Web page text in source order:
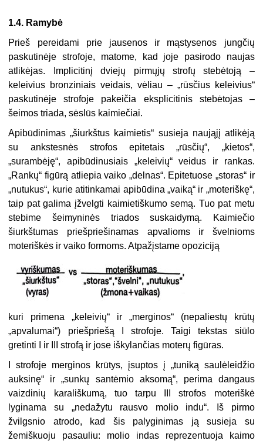
1.4. Ramybė
Prieš pereidami prie jausenos ir mąstysenos jungčių
paskutinėje strofoje, matome, kad joje pasirodo naujas
atlikėjas. Implicitinį dviejų pirmųjų strofų stebėtoją –
keleivius bronziniais veidais, vėliau – „rūsčius keleivius“
paskutinėje strofoje pakeičia eksplicitinis stebėtojas –
šeimos triada, sėslūs kaimiečiai.
Apibūdinimas „šiurkštus kaimietis“ susieja naująjį atlikėją
su ankstesnės strofos epitetais „rūsčių“, „kietos“,
„surambėję“, apibūdinusiais „keleivių“ veidus ir rankas.
„Rankų“ figūrą atliepia vaiko „delnas“. Epitetuose „storas“ ir
„nutukus“, kurie atitinkamai apibūdina „vaiką“ ir „moteriškę“,
taip pat galima įžvelgti kaimietiškumo semą. Tuo pat metu
stebime šeimyninės triados suskaidymą. Kaimiečio
šiurkštumas priešpriešinamas apvalioms ir švelnioms
moteriškės ir vaiko formoms. Atpažįstame opoziciją
kuri primena „keleivių“ ir „merginos“ (nepaliestų krūtų
„apvalumai“) priešpriešą I strofoje. Taigi tekstas siūlo
gretinti I ir III strofą ir jose iškylančias moterų figūras.
I strofoje merginos krūtys, įsuptos į „tuniką saulėleidžio
auksinę“ ir „sunkų santėmio aksomą“, perima dangaus
vaizdinių karališkumą, tuo tarpu III strofos mote­riškė
lyginama su „nedažytu rausvo molio indu“. Iš pirmo
žvilgsnio atrodo, kad šis paly­ginimas ją susieja su
žemiškuoju pasauliu: molio indas reprezentuoja kaimo